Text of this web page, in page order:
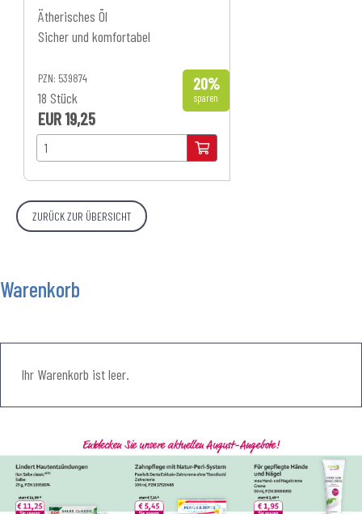
20%
sparen
Ätherisches Öl
Sicher und komfortabel
PZN: 539874
18 Stück
EUR 19,25
EUR 23,99
ZURÜCK ZUR ÜBERSICHT
Warenkorb
Ihr Warenkorb ist leer.